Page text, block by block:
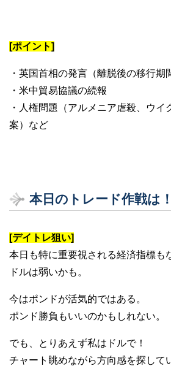
[ポイント]
・英国首相の発言（離脱後の移行期
・米中貿易協議の続報
・人権問題（アルメニア虐殺、ウ
案）など
本日のトレード作戦は！
[デイトレ狙い]
本日も特に重要視される経済指標も
ドルは弱いかも。
今はポンドが活気的ではある。
ポンド勝負もいいのかもしれない。
でも、とりあえず私はドルで！
チャート眺めながら方向感を探して